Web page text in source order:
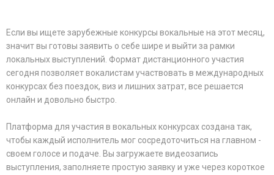
Если вы ищете зарубежные конкурсы вокальные на этот месяц,
значит вы готовы заявить о себе шире и выйти за рамки
локальных выступлений. Формат дистанционного участия
сегодня позволяет вокалистам участвовать в международных
конкурсах без поездок, виз и лишних затрат, все решается
онлайн и довольно быстро.
Платформа для участия в вокальных конкурсах создана так,
чтобы каждый исполнитель мог сосредоточиться на главном -
своем голосе и подаче. Вы загружаете видеозапись
выступления, заполняете простую заявку и уже через короткое